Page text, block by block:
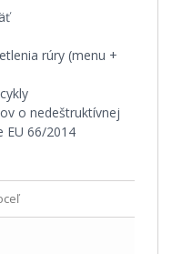
rúry (menu +
o nedeštruktívnej
EU 66/2014